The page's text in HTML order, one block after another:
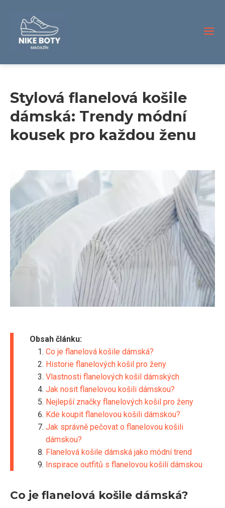
Stylová flanelová košile
dámská: Trendy módní
kousek pro každou ženu
Obsah článku:
Co je flanelová košile dámská?
Historie flanelových košil pro ženy
Vlastnosti flanelových košil dámských
Jak nosit flanelovou košili dámskou?
Nejlepší značky flanelových košil pro ženy
Kde koupit flanelovou košili dámskou?
Jak správně pečovat o flanelovou košili
dámskou?
Flanelová košile dámská jako módní trend
Inspirace outfitů s flanelovou košilí dámskou
Co je flanelová košile dámská?